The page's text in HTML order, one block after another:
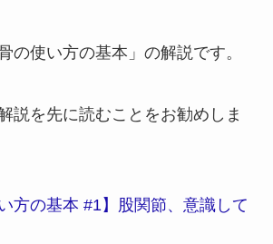
の使い方の基本」の解説です。
説を先に読むことをお勧めしま
方の基本 #1】股関節、意識して